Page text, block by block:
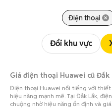
Điện thoại
Đổi khu vực
Giá điện thoại Huawei cũ
Điện thoại Huawei nổi tiếng với
hiệu năng mạnh mẽ. Tại Đắk Lắk,
chuộng nhờ hiệu năng ổn định và